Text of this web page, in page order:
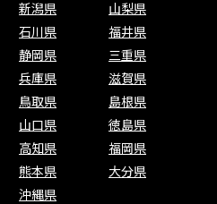
新潟県
山梨県
石川県
福井県
静岡県
三重県
兵庫県
滋賀県
鳥取県
島根県
山口県
徳島県
高知県
福岡県
熊本県
大分県
沖縄県